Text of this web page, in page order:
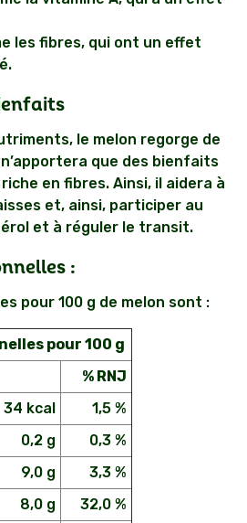
les fibres, qui ont un effet
le melon regorge de
que des bienfaits
en fibres. Ainsi, il aidera à
et, ainsi, participer au
et à réguler le transit.
:
pour 100 g de melon sont :
pour 100 g
% RNJ
34 kcal
1,5 %
0,2 g
0,3 %
9,0 g
3,3 %
8,0 g 32,0 %